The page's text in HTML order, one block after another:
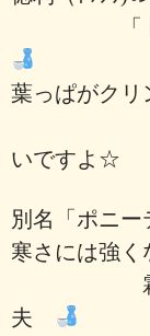
「トック
葉っぱがクリ
すっき
いですよ☆
別名「ポニ
寒さには強く
霜がおり
夫